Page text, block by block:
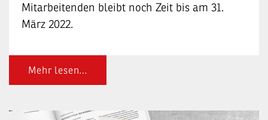
Mitarbeitenden bleibt noch Zeit bis am 31.
März 2022.
Mehr lesen…